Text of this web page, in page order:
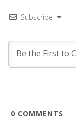
Subscribe
0 COMMENTS